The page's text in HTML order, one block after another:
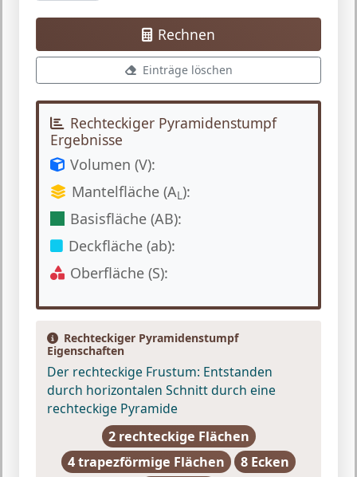
Rechnen
Einträge löschen
Rechteckiger Pyramidenstumpf
Ergebnisse
Volumen (V):
Mantelfläche (AL):
Basisfläche (AB):
Deckfläche (ab):
Oberfläche (S):
Rechteckiger Pyramidenstumpf
Eigenschaften
Der rechteckige Frustum: Entstanden
durch horizontalen Schnitt durch eine
rechteckige Pyramide
2 rechteckige Flächen
4 trapezförmige Flächen
8 Ecken